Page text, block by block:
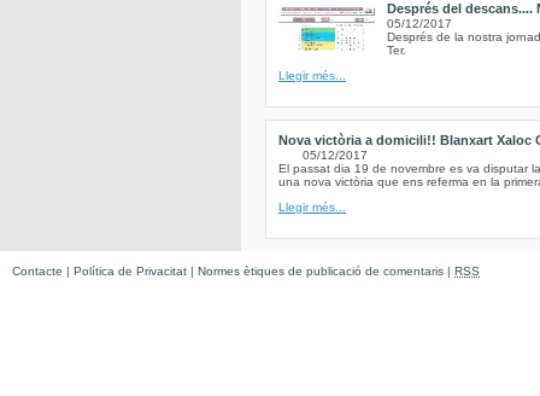
Després del descans....
05/12/2017
Després de la nostra
Ter.
Llegir més...
Nova victòria a domicili!! Blanxart Xaloc
05/12/2017
El passat dia 19 de novembre es va disputar
una nova victòria que ens referma en la
Llegir més...
Contacte | Política de Privacitat | Normes ètiques de publicació de comentaris | RSS